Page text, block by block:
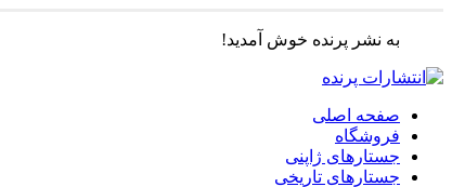
به نشر پرنده خوش آمدید!
صفحه اصلی
فروشگاه
جستارهای ژاپنی
جستارهای تاریخی